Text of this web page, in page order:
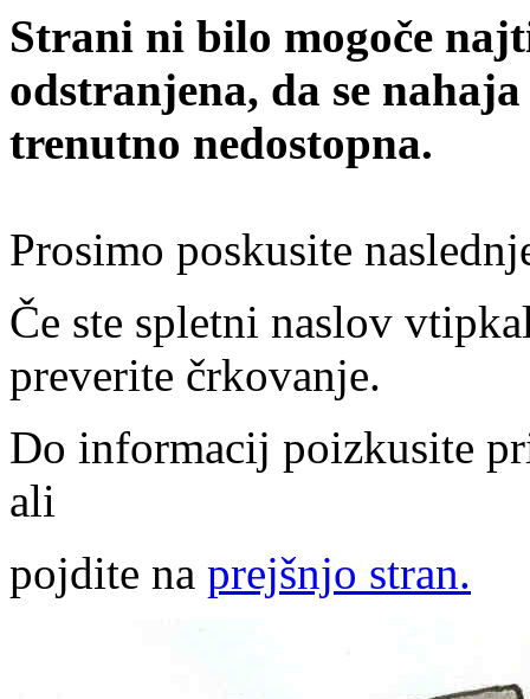
Strani ni bilo mogoče
odstranjena, da se
trenutno nedostopna.
Prosimo poskusite
Če ste spletni naslov
preverite črkovanje.
Do informacij poizkusite
ali
pojdite na prejšnjo stran.